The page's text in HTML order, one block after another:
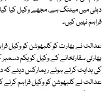
دہلی میں میٹنگ ہے، مجھے وکیل کیا گیا
فراہم نہیں کیں۔
عدالت نے بھارت کو کلبھوشن کو وکیل
بھارتی سفارتخانے کے وکیل کو یکم
کی ہدایت کرتے ہوئے ریمارکس دیئے کہ
عدالت نے کلبھوشن کو وکیل فراہم